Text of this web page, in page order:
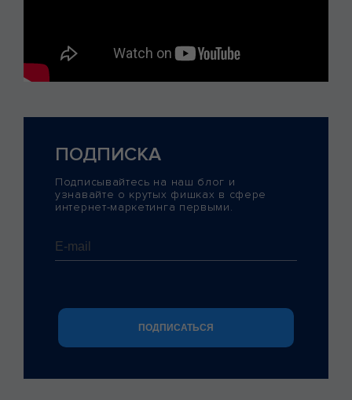
ПОДПИСКА
Подписывайтесь на наш блог и
узнавайте о крутых фишках в сфере
интернет-маркетинга первыми.